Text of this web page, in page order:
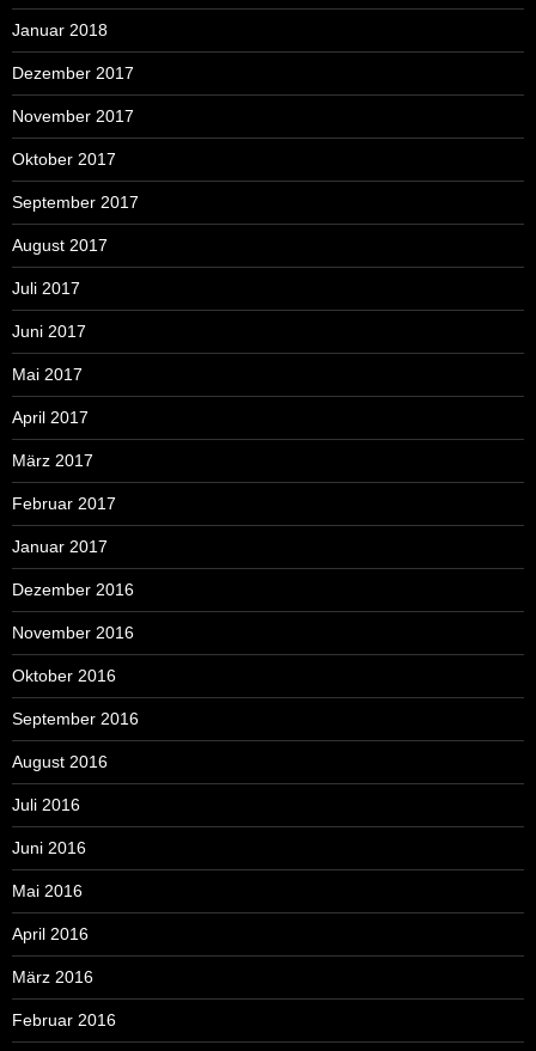
Januar 2018
Dezember 2017
November 2017
Oktober 2017
September 2017
August 2017
Juli 2017
Juni 2017
Mai 2017
April 2017
März 2017
Februar 2017
Januar 2017
Dezember 2016
November 2016
Oktober 2016
September 2016
August 2016
Juli 2016
Juni 2016
Mai 2016
April 2016
März 2016
Februar 2016